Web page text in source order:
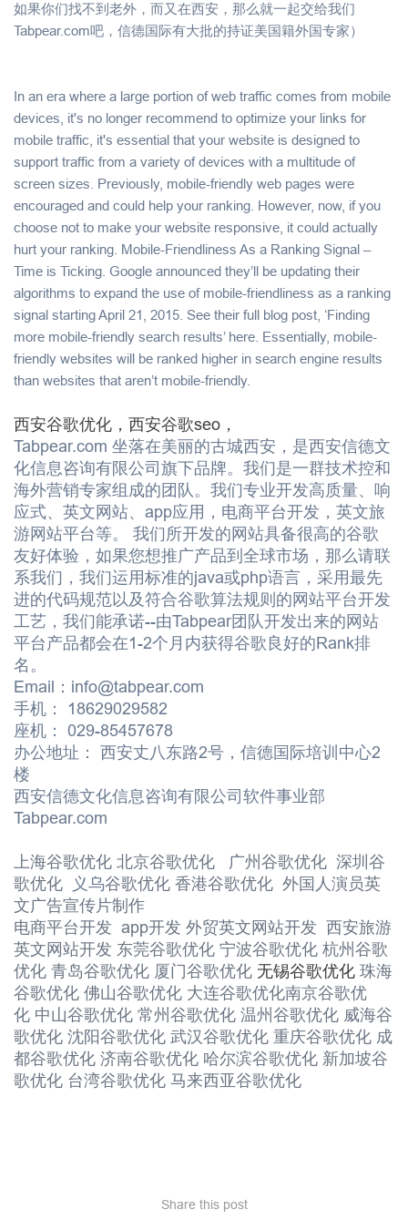
如果你们找不到老外，而又在西安，那么就一起交给我们
Tabpear.com吧，信德国际有大批的持证美国籍外国专家）
In an era where a large portion of web traffic comes from mobile
devices, it's no longer recommend to optimize your links for
mobile traffic, it's essential that your website is designed to
support traffic from a variety of devices with a multitude of
screen sizes. Previously, mobile-friendly web pages were
encouraged and could help your ranking. However, now, if you
choose not to make your website responsive, it could actually
hurt your ranking. Mobile-Friendliness As a Ranking Signal –
Time is Ticking. Google announced they’ll be updating their
algorithms to expand the use of mobile-friendliness as a ranking
signal starting April 21, 2015. See their full blog post, ‘Finding
more mobile-friendly search results’ here. Essentially, mobile-
friendly websites will be ranked higher in search engine results
than websites that aren’t mobile-friendly.
西安谷歌优化，西安谷歌seo，
Tabpear.com 坐落在美丽的古城西安，是西安信德文
化信息咨询有限公司旗下品牌。我们是一群技术控和
海外营销专家组成的团队。我们专业开发高质量、响
应式、英文网站、app应用，电商平台开发，英文旅
游网站平台等。 我们所开发的网站具备很高的谷歌
友好体验，如果您想推广产品到全球市场，那么请联
系我们，我们运用标准的java或php语言，采用最先
进的代码规范以及符合谷歌算法规则的网站平台开发
工艺，我们能承诺--由Tabpear团队开发出来的网站
平台产品都会在1-2个月内获得谷歌良好的Rank排
名。
Email：info@tabpear.com
手机： 18629029582
座机： 029-85457678
办公地址： 西安丈八东路2号，信德国际培训中心2
楼
西安信德文化信息咨询有限公司软件事业部
Tabpear.com
上海谷歌优化 北京谷歌优化 广州谷歌优化 深圳谷
歌优化 义乌谷歌优化 香港谷歌优化 外国人演员英
文广告宣传片制作
电商平台开发 app开发 外贸英文网站开发 西安旅游
英文网站开发 东莞谷歌优化 宁波谷歌优化 杭州谷歌
优化 青岛谷歌优化 厦门谷歌优化 无锡谷歌优化 珠海
谷歌优化 佛山谷歌优化 大连谷歌优化南京谷歌优
化 中山谷歌优化 常州谷歌优化 温州谷歌优化 威海谷
歌优化 沈阳谷歌优化 武汉谷歌优化 重庆谷歌优化 成
都谷歌优化 济南谷歌优化 哈尔滨谷歌优化 新加坡谷
歌优化 台湾谷歌优化 马来西亚谷歌优化
Share this post